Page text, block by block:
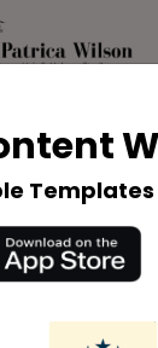
Templates